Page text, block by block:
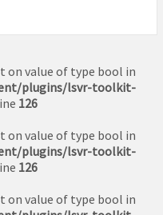
on value of type bool in
plugins/lsvr-toolkit-
126
on value of type bool in
plugins/lsvr-toolkit-
126
on value of type bool in